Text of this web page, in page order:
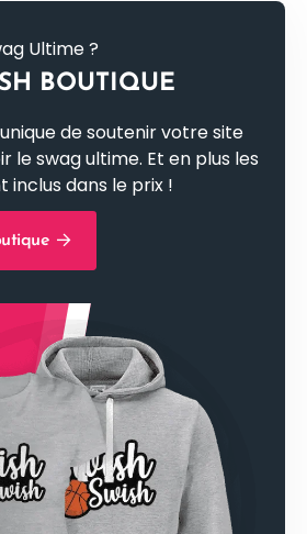
Ultime ?
BOUTIQUE
unique de soutenir votre site
le swag ultime. Et en plus les
inclus dans le prix !